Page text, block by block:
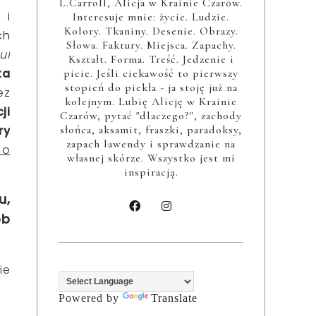
i
Interesuje mnie: życie. Ludzie.
Kolory. Tkaniny. Desenie. Obrazy.
Słowa. Faktury. Miejsca. Zapachy.
Kształt. Forma. Treść. Jedzenie i
picie. Jeśli ciekawość to pierwszy
stopień do piekła - ja stoję już na
kolejnym. Lubię Alicję w Krainie
Czarów, pytać "dlaczego?", zachody
słońca, aksamit, fraszki, paradoksy,
zapach lawendy i sprawdzanie na
własnej skórze. Wszystko jest mi
inspiracją.
Powered by Translate